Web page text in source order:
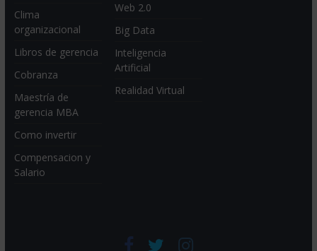
Clima
organizacional
Libros de gerencia
Cobranza
Maestría de
gerencia MBA
Como invertir
Compensacion y
Salario
Web 2.0
Big Data
Inteligencia
Artificial
Realidad Virtual